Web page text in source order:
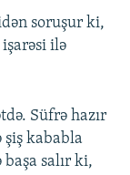
soruşur ki,
işarəsi ilə
Süfrə hazır
şiş kababla
salır ki,